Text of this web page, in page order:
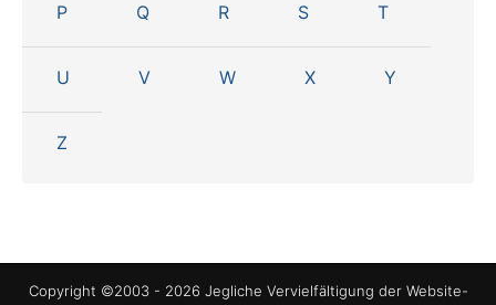
P Q R S T
U V W X Y
Z
Copyright ©2003 - 2026 Jegliche Vervielfältigung der Website-